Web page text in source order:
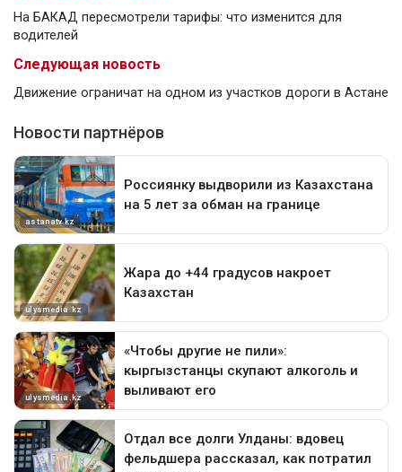
На БАКАД пересмотрели тарифы: что изменится для
водителей
Следующая новость
Движение ограничат на одном из участков дороги в Астане